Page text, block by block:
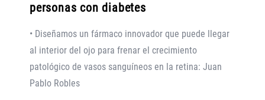
personas con diabetes
• Diseñamos un fármaco innovador que puede llegar
al interior del ojo para frenar el crecimiento
patológico de vasos sanguíneos en la retina: Juan
Pablo Robles